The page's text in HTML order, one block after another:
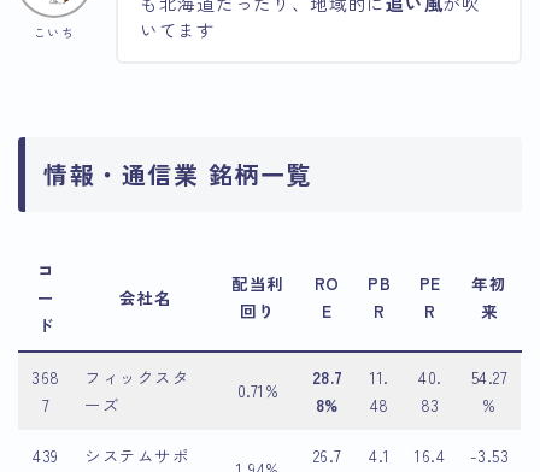
こいち
いてます
情報・通信業 銘柄一覧
コ
ー
ド
会社名
配当利
回り
RO
E
PB
R
PE
R
年初
来
368
7
フィックスタ
ーズ
0.71%
28.7
8%
11.
48
40.
83
54.27
%
439
システムサポ
26.7
4.1
16.4
-3.53